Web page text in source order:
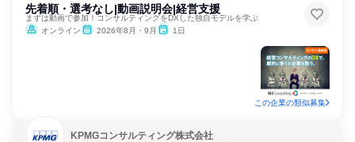
先着順・選考なし|動画説明会|経営支援
まずは動画で参加！コンサルティングをDXした独自モデルを学ぶ
オンライン
2026年8月・9月 1日
この企業の類似募集
KPMGコンサルティング株式会社